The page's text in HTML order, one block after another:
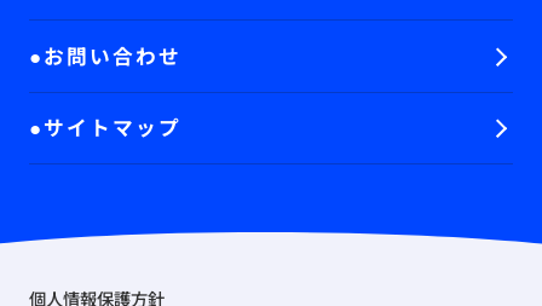
お問い合わせ
サイトマップ
個人情報保護方針